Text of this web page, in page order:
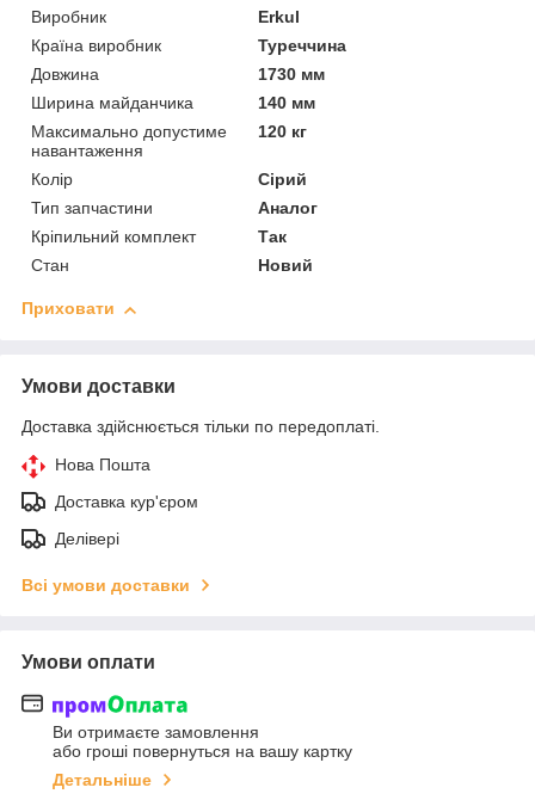
Виробник
Erkul
Країна виробник
Туреччина
Довжина
1730 мм
Ширина майданчика
140 мм
Максимально допустиме
навантаження
120 кг
Колір
Сірий
Тип запчастини
Аналог
Кріпильний комплект
Так
Стан
Новий
Приховати
Умови доставки
Доставка здійснюється тільки по передоплаті.
Нова Пошта
Доставка кур'єром
Делівері
Всі умови доставки
Умови оплати
Ви отримаєте замовлення
або гроші повернуться на вашу картку
Детальніше